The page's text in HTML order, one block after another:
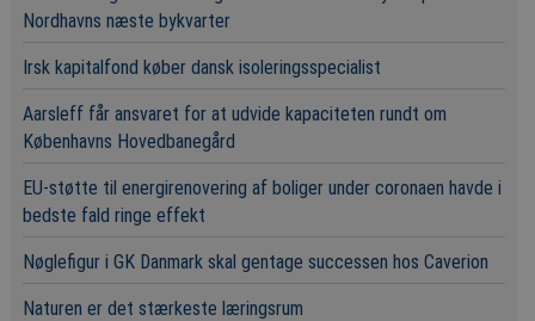
Nordhavns næste bykvarter
Irsk kapitalfond køber dansk isoleringsspecialist
Aarsleff får ansvaret for at udvide kapaciteten rundt om
Københavns Hovedbanegård
EU-støtte til energirenovering af boliger under coronaen havde i
bedste fald ringe effekt
Nøglefigur i GK Danmark skal gentage successen hos Caverion
Naturen er det stærkeste læringsrum